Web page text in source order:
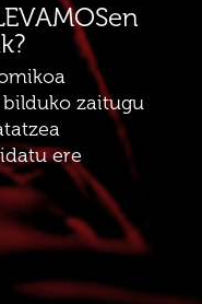
zaitugu
ere